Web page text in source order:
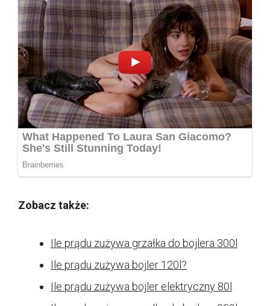
Zobacz także:
Ile prądu zużywa grzałka do bojlera 300l
Ile prądu zużywa bojler 120l?
Ile prądu zużywa bojler elektryczny 80l